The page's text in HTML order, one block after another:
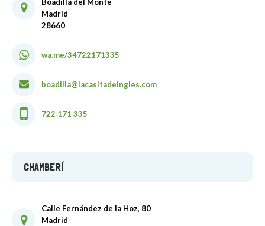
Madrid
28660
wa.me/34722171335
boadilla@lacasitadeingles.com
722 171 335
CHAMBERÍ
Calle Fernández de la Hoz, 80
Madrid